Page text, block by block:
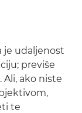
je udaljenost
previše
ako niste
te